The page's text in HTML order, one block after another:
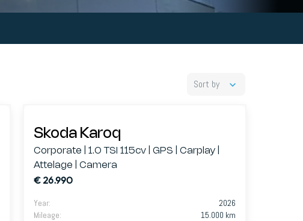
Sort by
Skoda Karoq
Corporate | 1.0 TSI 115cv | GPS | Carplay |
Attelage | Camera
€ 26.990
Year:
2026
Mileage:
15.000 km